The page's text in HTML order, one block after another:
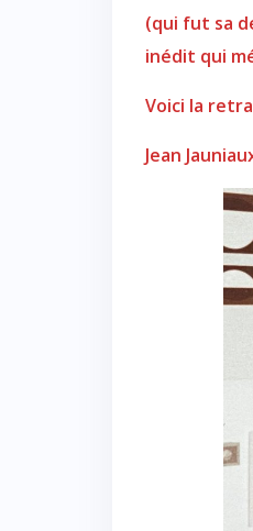
(qui fut sa
inédit qui
Voici la
Jean